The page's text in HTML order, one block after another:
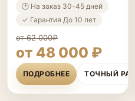
🕐 На заказ 30-45 дней
✓ Гарантия До 10 лет
от 62 000₽
от 48 000 ₽
ПОДРОБНЕЕ ТОЧНЫЙ